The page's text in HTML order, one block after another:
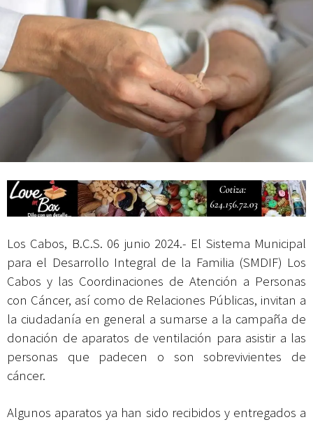
Atiende XV Ayuntamiento de Los Cabos planteamientos de Antorcha
Campesina
Los Cabos, B.C.S. 06 junio 2024.- El Sistema Municipal
para el Desarrollo Integral de la Familia (SMDIF) Los
Cabos y las Coordinaciones de Atención a Personas
con Cáncer, así como de Relaciones Públicas, invitan a
la ciudadanía en general a sumarse a la campaña de
donación de aparatos de ventilación para asistir a las
personas que padecen o son sobrevivientes de
cáncer.
Algunos aparatos ya han sido recibidos y entregados a